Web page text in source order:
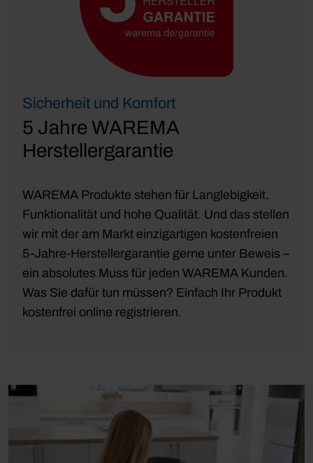
Sicherheit und Komfort
5 Jahre WAREMA
Herstellergarantie
WAREMA Produkte stehen für Langlebigkeit,
Funktionalität und hohe Qualität. Und das stellen
wir mit der am Markt einzigartigen kostenfreien
5-Jahre-Herstellergarantie gerne unter Beweis –
ein absolutes Muss für jeden WAREMA Kunden.
Was Sie dafür tun müssen? Einfach Ihr Produkt
kostenfrei online registrieren.